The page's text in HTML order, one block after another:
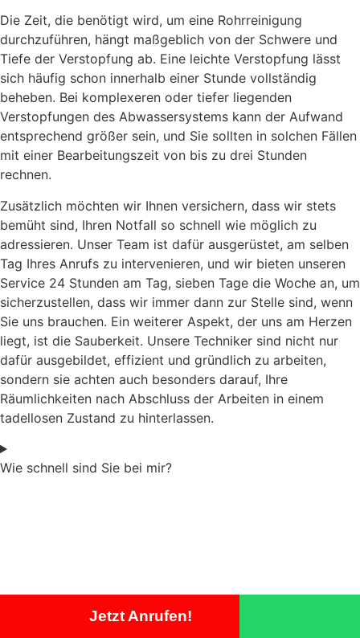
Die Zeit, die benötigt wird, um eine Rohrreinigung
durchzuführen, hängt maßgeblich von der Schwere und
Tiefe der Verstopfung ab. Eine leichte Verstopfung lässt
sich häufig schon innerhalb einer Stunde vollständig
beheben. Bei komplexeren oder tiefer liegenden
Verstopfungen des Abwassersystems kann der Aufwand
entsprechend größer sein, und Sie sollten in solchen Fällen
mit einer Bearbeitungszeit von bis zu drei Stunden
rechnen.
Zusätzlich möchten wir Ihnen versichern, dass wir stets
bemüht sind, Ihren Notfall so schnell wie möglich zu
adressieren. Unser Team ist dafür ausgerüstet, am selben
Tag Ihres Anrufs zu intervenieren, und wir bieten unseren
Service 24 Stunden am Tag, sieben Tage die Woche an, um
sicherzustellen, dass wir immer dann zur Stelle sind, wenn
Sie uns brauchen. Ein weiterer Aspekt, der uns am Herzen
liegt, ist die Sauberkeit. Unsere Techniker sind nicht nur
dafür ausgebildet, effizient und gründlich zu arbeiten,
sondern sie achten auch besonders darauf, Ihre
Räumlichkeiten nach Abschluss der Arbeiten in einem
tadellosen Zustand zu hinterlassen.
Wie schnell sind Sie bei mir?
Jetzt Anrufen!